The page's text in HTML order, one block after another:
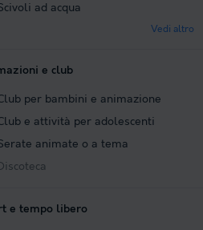
ad acqua
Vedi altro
e club
per bambini e animazione
e attività per adolescenti
animate o a tema
e tempo libero